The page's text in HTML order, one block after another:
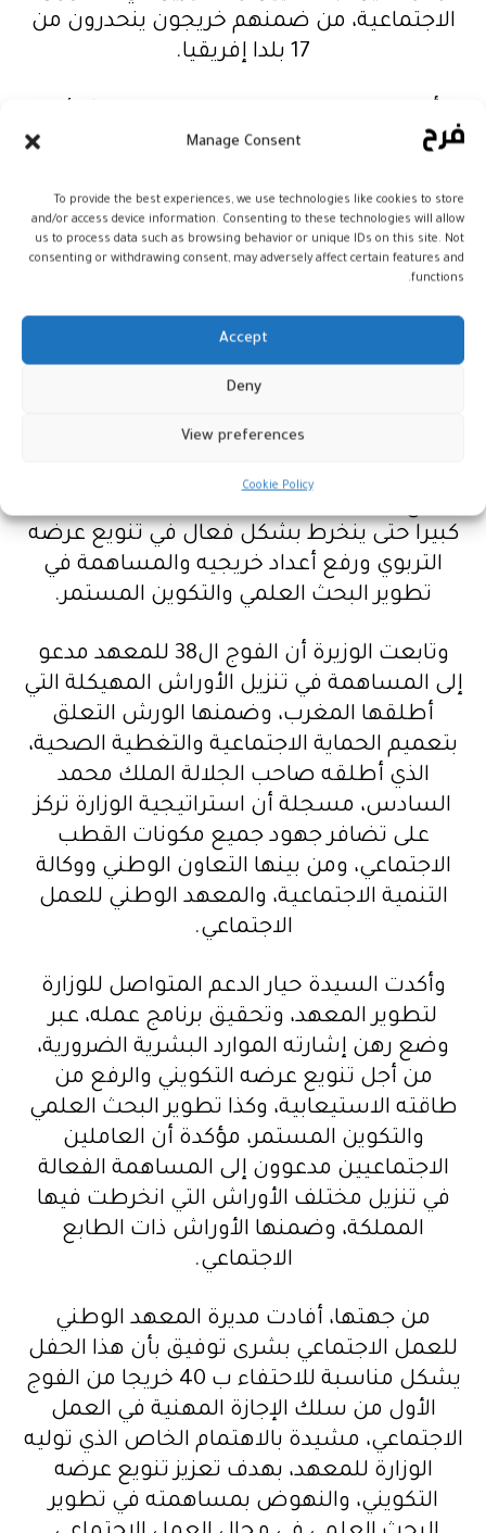
Manage Consent
To provide the best experiences, we use technologies like cookies to store
and/or access device information. Consenting to these technologies will allow
us to process data such as browsing behavior or unique IDs on this site. Not
consenting or withdrawing consent, may adversely affect certain features and
functions.
Accept
Deny
View preferences
Cookie Policy
الاجتماعية، من ضمنهم خريجون ينحدرون من
17 بلدا إفريقيا.
الذي يضطلع به المعهد الوطني للعمل
الاستراتيجية الجديدة للقطب الاجتماعي للوزارة
2021 – 2026، والنموذج التنموي الجديد،
والبرنامج الحكومي 2021 – 2026 الرامي إلى تدعيم
تكافؤ حقيقي للفرص لجميع المواطنين،
رافعة أساسية لتجديد اجتماعي مبتكر ودامج
وأكدت السيدة حيار، بهذا الخصوص، أن الوزارة
كبيرا حتى ينخرط بشكل فعال في تنويع عرضه
التربوي ورفع أعداد خريجيه والمساهمة في
تطوير البحث العلمي والتكوين المستمر.
وتابعت الوزيرة أن الفوج ال38 للمعهد مدعو
إلى المساهمة في تنزيل الأوراش المهيكلة التي
أطلقها المغرب، وضمنها الورش التعلق
بتعميم الحماية الاجتماعية والتغطية الصحية،
الذي أطلقه صاحب الجلالة الملك محمد
السادس، مسجلة أن استراتيجية الوزارة تركز
على تضافر جهود جميع مكونات القطب
الاجتماعي، ومن بينها التعاون الوطني ووكالة
التنمية الاجتماعية، والمعهد الوطني للعمل
الاجتماعي.
وأكدت السيدة حيار الدعم المتواصل للوزارة
لتطوير المعهد، وتحقيق برنامج عمله، عبر
وضع رهن إشارته الموارد البشرية الضرورية،
من أجل تنويع عرضه التكويني والرفع من
طاقته الاستيعابية، وكذا تطوير البحث العلمي
والتكوين المستمر، مؤكدة أن العاملين
الاجتماعيين مدعوون إلى المساهمة الفعالة
في تنزيل مختلف الأوراش التي انخرطت فيها
المملكة، وضمنها الأوراش ذات الطابع
الاجتماعي.
من جهتها، أفادت مديرة المعهد الوطني
للعمل الاجتماعي بشرى توفيق بأن هذا الحفل
يشكل مناسبة للاحتفاء ب 40 خريجا من الفوج
الأول من سلك الإجازة المهنية في العمل
الاجتماعي، مشيدة بالاهتمام الخاص الذي توليه
الوزارة للمعهد، بهدف تعزيز تنويع عرضه
التكويني، والنهوض بمساهمته في تطوير